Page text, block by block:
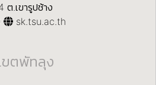
.เขารูปช้าง
sk.tsu.ac.th
ขตพัทลุง